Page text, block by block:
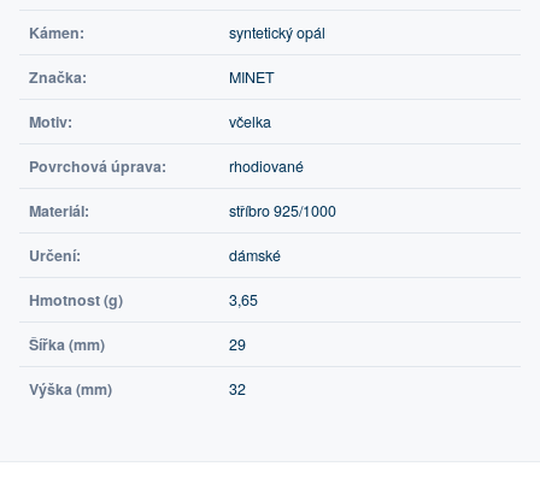
Kámen: syntetický opál
Značka: MINET
Motiv: včelka
Povrchová úprava: rhodiované
Materiál: stříbro 925/1000
Určení: dámské
Hmotnost (g) 3,65
Šířka (mm) 29
Výška (mm) 32